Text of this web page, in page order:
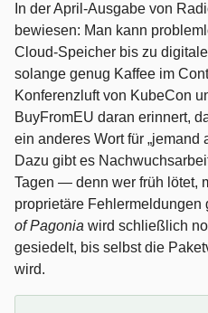
In der April-Ausgabe von
bewiesen: Man kann
Cloud-Speicher bis zu
solange genug Kaffee im
Konferenzluft von KubeCon
BuyFromEU daran erinnert,
ein anderes Wort für „jemand
Dazu gibt es
Tagen — denn wer früh lötet,
proprietäre Fehlermeldungen
of Pagonia wird schließlich
gesiedelt, bis selbst die
wird.